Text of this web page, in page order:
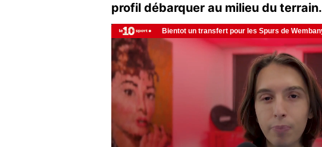
profil débarquer au milieu du terrain.